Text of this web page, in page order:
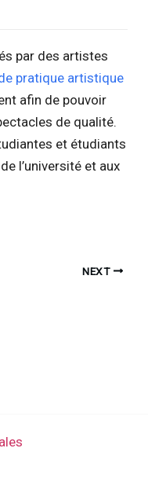
par des artistes
pratique artistique
afin de pouvoir
de qualité.
et étudiants
l’université et aux
NEXT